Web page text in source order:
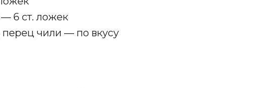
— 6 ст. ложек
чили — по вкусу